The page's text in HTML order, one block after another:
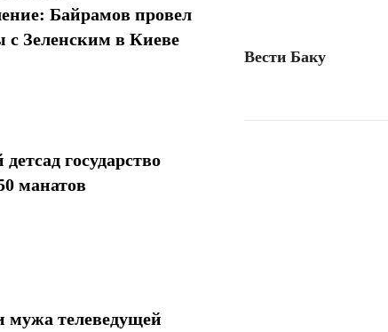
Байрамов провел
с Зеленским в Киеве
государство
манатов
мужа телеведущей
Вести Баку